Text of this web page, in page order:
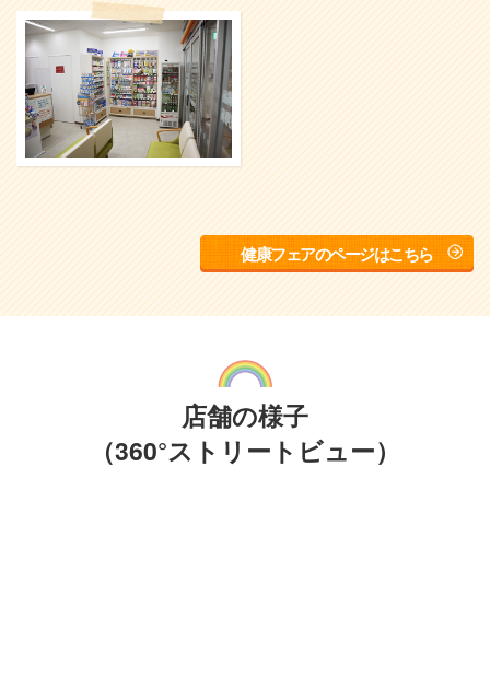
健康フェアのページはこちら
店舗の様子
（360°ストリートビュー）